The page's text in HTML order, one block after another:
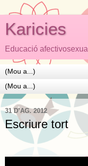
Karicies
Educació afectivosexual
31 D’AG. 2012
Escriure tort